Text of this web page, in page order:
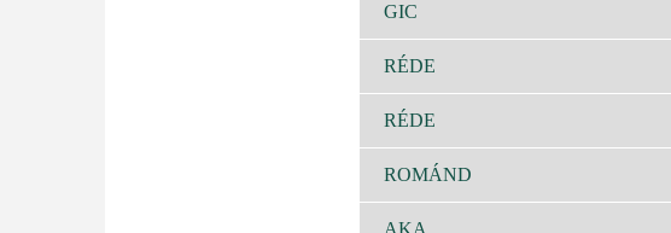
GIC
RÉDE
RÉDE
ROMÁND
AKA